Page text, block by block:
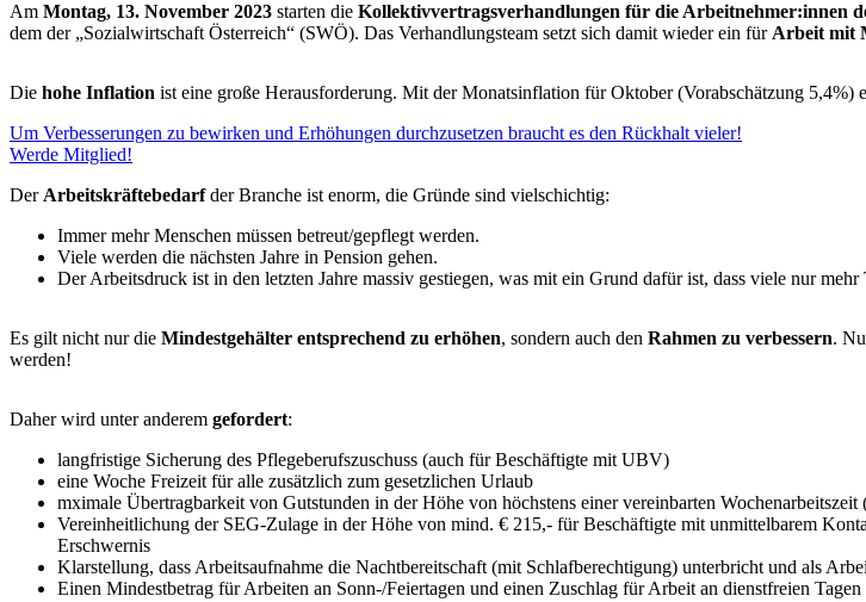
Am Montag, 13. November 2023 starten die Kollektivvertragsverhandlungen für die Arbeitnehmer:innen
dem der „Sozialwirtschaft Österreich“ (SWÖ). Das Verhandlungsteam setzt sich damit wieder ein für Arbeit mit
Die hohe Inflation ist eine große Herausforderung. Mit der Monatsinflation für Oktober (Vorabschätzung 5,4%)
Um Verbesserungen zu bewirken und Erhöhungen durchzusetzen braucht es den Rückhalt vieler!
Werde Mitglied!
Der Arbeitskräftebedarfder Branche ist enorm, die Gründe sind vielschichtig:
Immer mehr Menschen müssen betreut/gepflegt werden.
Viele werden die nächsten Jahre in Pension gehen.
Der Arbeitsdruck ist in den letzten Jahre massiv gestiegen, was mit ein Grund dafür ist, dass viele nur
Es gilt nicht nur die Mindestgehälter entsprechend zu erhöhen, sondern auch den Rahmen zu verbessern.
werden!
Daher wird unter anderem gefordert:
langfristige Sicherung des Pflegeberufszuschuss (auch für Beschäftigte mit UBV)
eine Woche Freizeit für alle zusätzlich zum gesetzlichen Urlaub
mximale Übertragbarkeit von Gutstunden in der Höhe von höchstens einer vereinbarten
Vereinheitlichung der SEG-Zulage in der Höhe von mind. € 215,- für Beschäftigte mit unmittelbarem
Erschwernis
Klarstellung, dass Arbeitsaufnahme die Nachtbereitschaft (mit Schlafberechtigung) unterbricht und als
Einen Mindestbetrag für Arbeiten an Sonn-/Feiertagen und einen Zuschlag für Arbeit an dienstfreien